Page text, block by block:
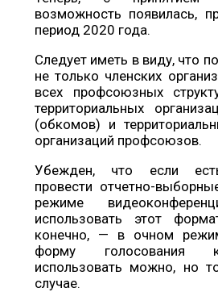
возможность появилась,
период 2020 года.
Следует иметь в виду, что
не только членских
всех профсоюзных
территориальных
(обкомов) и
организаций профсоюзов.
Убежден, что если
провести отчетно-
режиме
использовать этот
конечно, — в очном
форму голосования
использовать можно, но
случае.